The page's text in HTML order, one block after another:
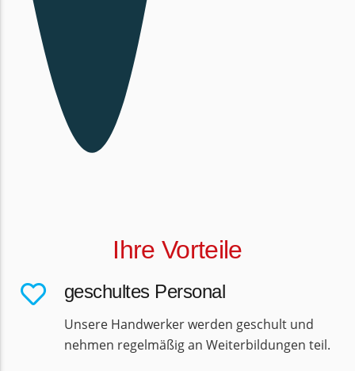
Ihre Vorteile
geschultes Personal
Unsere Handwerker werden geschult und
nehmen regelmäßig an Weiterbildungen teil.